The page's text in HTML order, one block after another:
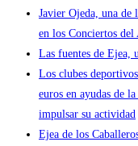
Javier Ojeda, una de
en los Conciertos del
Las fuentes de Ejea,
Los clubes
euros en ayudas de
impulsar su actividad
Ejea de los